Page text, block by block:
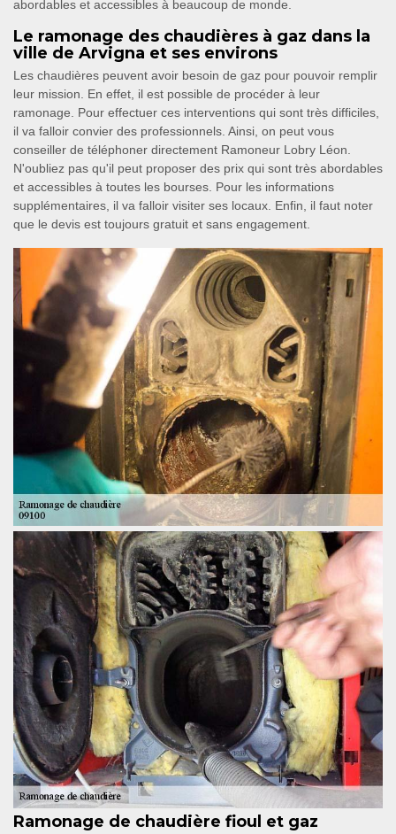
abordables et accessibles à beaucoup de monde.
Le ramonage des chaudières à gaz dans la
ville de Arvigna et ses environs
Les chaudières peuvent avoir besoin de gaz pour pouvoir remplir
leur mission. En effet, il est possible de procéder à leur
ramonage. Pour effectuer ces interventions qui sont très difficiles,
il va falloir convier des professionnels. Ainsi, on peut vous
conseiller de téléphoner directement Ramoneur Lobry Léon.
N'oubliez pas qu'il peut proposer des prix qui sont très abordables
et accessibles à toutes les bourses. Pour les informations
supplémentaires, il va falloir visiter ses locaux. Enfin, il faut noter
que le devis est toujours gratuit et sans engagement.
Ramonage de chaudière fioul et gaz